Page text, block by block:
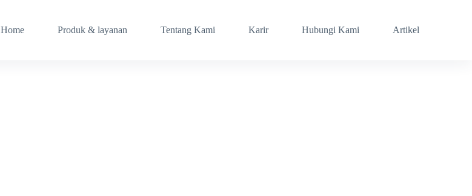
Home Produk & layanan Tentang Kami Karir Hubungi Kami Artikel